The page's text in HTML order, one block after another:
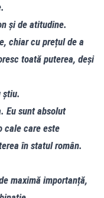
și de atitudine.
chiar cu prețul de a
toată puterea, deși
știu.
Eu sunt absolut
cale care este
în statul român.
maximă importanță,